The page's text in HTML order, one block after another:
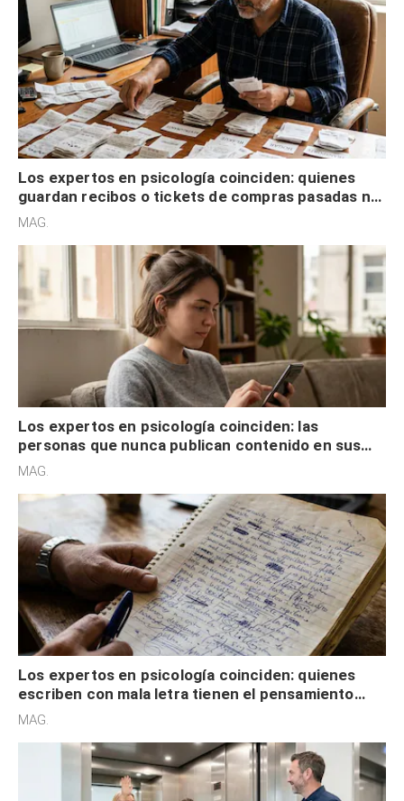
Los expertos en psicología coinciden: quienes
guardan recibos o tickets de compras pasadas no
son acumuladores, sino que tienen necesidad de
MAG.
Los expertos en psicología coinciden: las
personas que nunca publican contenido en sus
redes sociales no pretenden buscar validación
MAG.
Los expertos en psicología coinciden: quienes
escriben con mala letra tienen el pensamiento
acelerado y no lo hacen por desinterés
MAG.